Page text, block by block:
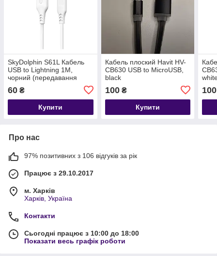
SkyDolphin S61L Кабель
USB to Lightning 1M,
чорний (передавання
60 ₴
Купити
Кабель плоский Havit HV-
CB630 USB to MicroUSB,
black
100₴
Купити
100
Про нас
97% позитивних з 106 відгуків за рік
Працює з 29.10.2017
м. Харків
Харків, Україна
Контакти
Сьогодні працює з 10:00 до 18:00
Показати весь графік роботи